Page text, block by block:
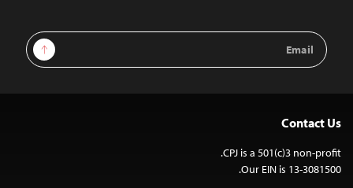
Email
Address
Sign Up
Contact Us
CPJ is a 501(c)3 non-profit.
Our EIN is 13-3081500.